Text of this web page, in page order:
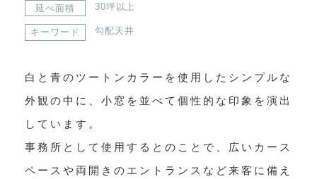
延べ面積 30坪以上
キーワード 勾配天井
白と青のツートンカラーを使用したシンプルな
外観の中に、小窓を並べて個性的な印象を演出
しています。
事務所として使用するとのことで、広いカース
ペースや両開きのエントランスなど来客に備え